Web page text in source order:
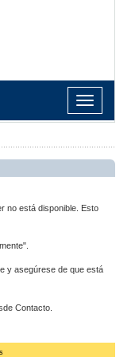
Toggle
navigation
no está disponible. Esto
y asegúrese de que está
Contacto.